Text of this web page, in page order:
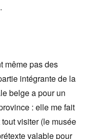
même pas des
intégrante de la
belge a pour un
: elle me fait
visiter (le musée
valable pour